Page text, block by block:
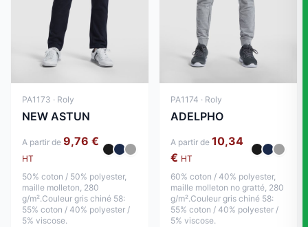
PA1173 · Roly
NEW ASTUN
A partir de 9,76 €
HT
50% coton / 50% polyester,
maille molleton, 280
g/m².Couleur gris chiné 58:
55% coton / 40% polyester /
5% viscose.
PA1174 · Roly
ADELPHO
A partir de 10,34
€ HT
60% coton / 40% polyester,
maille molleton no gratté, 280
g/m².Couleur gris chiné 58:
55% coton / 40% polyester /
5% viscose.